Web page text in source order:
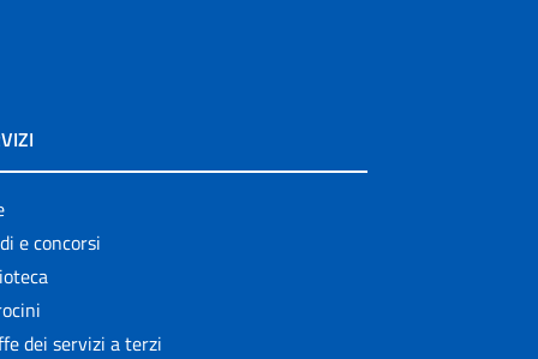
e concorsi
dei servizi a terzi